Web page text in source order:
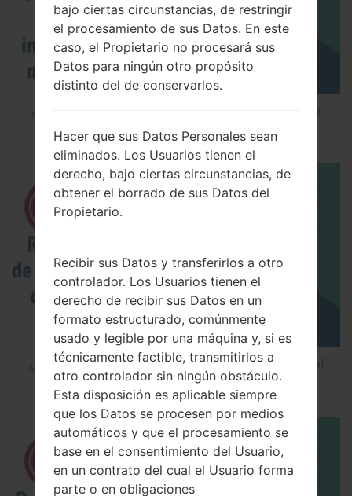
¿Cómo instalar Firmware Oficial en el teléfono
inteligente de LG mediante LG UP?
¿Cómo restablecer datos de fábrica a través del
código en LG Cookie Smart T375?
bajo ciertas circunstancias, de restringir
el procesamiento de sus Datos. En este
caso, el Propietario no procesará sus
Datos para ningún otro propósito
distinto del de conservarlos.
Hacer que sus Datos Personales sean
eliminados. Los Usuarios tienen el
derecho, bajo ciertas circunstancias, de
obtener el borrado de sus Datos del
Propietario.
Recibir sus Datos y transferirlos a otro
controlador. Los Usuarios tienen el
derecho de recibir sus Datos en un
formato estructurado, comúnmente
usado y legible por una máquina y, si es
técnicamente factible, transmitirlos a
otro controlador sin ningún obstáculo.
Esta disposición es aplicable siempre
que los Datos se procesen por medios
automáticos y que el procesamiento se
base en el consentimiento del Usuario,
en un contrato del cual el Usuario forma
parte o en obligaciones